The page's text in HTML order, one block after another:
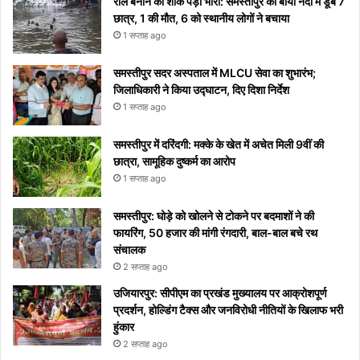
छात्र, 1 की मौत, 6 को स्थानीय लोगों ने बचाया
1 सप्ताह ago
समस्तीपुर सदर अस्पताल में MLCU सेवा का शुभारंभ;
जिलाधिकारी ने किया उद्घाटन, दिए दिशा निर्देश
1 सप्ताह ago
समस्तीपुर में दरिंदगी: मक्के के खेत में अचेत मिली 9वीं की
छात्रा, सामूहिक दुष्कर्म का आरोप
1 सप्ताह ago
समस्तीपुर: घोड़े को खोलने से टोकने पर बदमाशों ने की
फायरिंग, 50 हजार की मांगी रंगदारी, बाल-बाल बचे रथ
संचालक
2 सप्ताह ago
उजियारपुर: सीपीएम का प्रखंड मुख्यालय पर आक्रोशपूर्ण
प्रदर्शन, होल्डिंग टैक्स और जनविरोधी नीतियों के खिलाफ भरी
हुंकार
2 सप्ताह ago